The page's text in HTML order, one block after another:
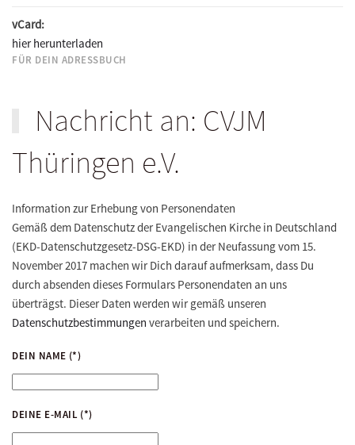
vCard:
hier herunterladen
FÜR DEIN ADRESSBUCH
Nachricht an: CVJM
Thüringen e.V.
Information zur Erhebung von Personendaten
Gemäß dem Datenschutz der Evangelischen Kirche in Deutschland
(EKD-Datenschutzgesetz-DSG-EKD) in der Neufassung vom 15.
November 2017 machen wir Dich darauf aufmerksam, dass Du
durch absenden dieses Formulars Personendaten an uns
überträgst. Dieser Daten werden wir gemäß unseren
Datenschutzbestimmungen verarbeiten und speichern.
DEIN NAME (*)
DEINE E-MAIL (*)